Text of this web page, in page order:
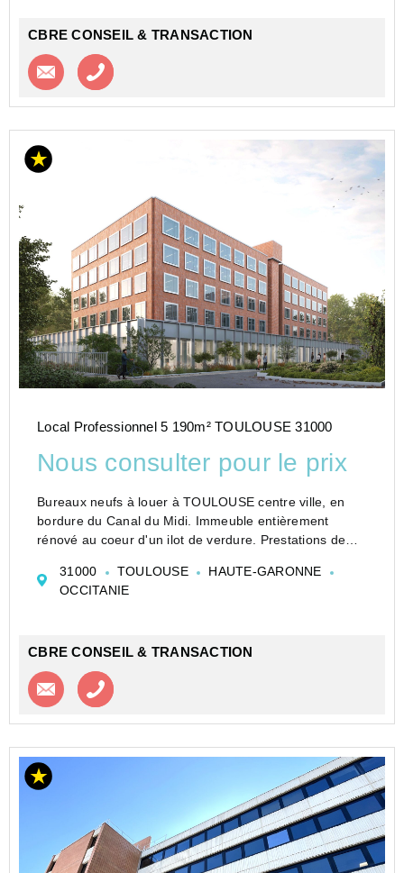
CBRE CONSEIL & TRANSACTION
Contacter l'agence
Local Professionnel 5 190m² TOULOUSE 31000
Nous consulter pour le prix
Bureaux neufs à louer à TOULOUSE centre ville, en
bordure du Canal du Midi. Immeuble entièrement
rénové au coeur d'un ilot de verdure. Prestations de
Proximité immédiate des accès rocades.
Station d...
31000 TOULOUSE
HAUTE-GARONNE
OCCITANIE
CBRE CONSEIL & TRANSACTION
Contacter l'agence